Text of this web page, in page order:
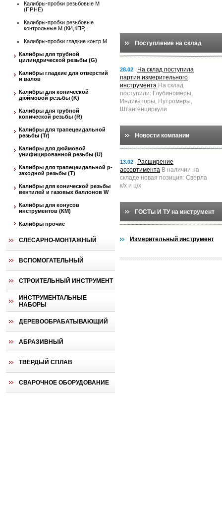
Калибры-пробки резьбовые М
(ПР,НЕ)
Калибры-пробки резьбовые
контрольные М (КИ,КПР,...
Калибры-пробки гладкие контр М
Калибры для трубной
цилиндрической резьбы (G)
Калибры гладкие для отверстий
и валов
Калибры для конической
дюймовой резьбы (K)
Калибры для трубной
конической резьбы (R)
Калибры для трапецеидальной
резьбы (Tr)
Калибры для дюймовой
унифицированной резьбы (U)
Калибры для трапецеидальной p-
заходной резьбы (T)
Калибры для конической резьбы
вентилей и газовых баллонов W
Калибры для конусов
инструментов (КМ)
Калибры прочие
СЛЕСАРНО-МОНТАЖНЫЙ
ВСПОМОГАТЕЛЬНЫЙ
СТРОИТЕЛЬНЫЙ ИНСТРУМЕНТ
ИНСТРУМЕНТАЛЬНЫЕ
НАБОРЫ
ДЕРЕВООБРАБАТЫВАЮЩИЙ
АБРАЗИВНЫЙ
ТВЕРДЫЙ СПЛАВ
СВАРОЧНОЕ ОБОРУДОВАНИЕ
Поступление на склад
28.02
На склад поступила
партия измерительного
инструмента На склад
поступили: Глубиномеры,
Индикаторы, Нутромеры,
Штангенциркули
Новости компании
13.02
Расширение
ассортимента В наличии на
складе новая позиция: Сверла
к/х и ц/х
ГОСТы И ТУ на инструмент
Измерительный инструмент